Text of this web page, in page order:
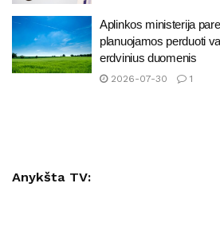
Aplinkos ministerija
planuojamos perduoti
erdvinius duomenis
2026-07-30 1
Anykšta TV: